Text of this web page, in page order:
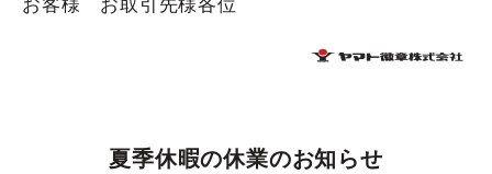
お客様 お取引先様各位
夏季休暇の休業のお知らせ